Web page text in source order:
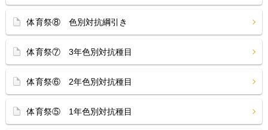
体育祭⑧ 色別対抗綱引き
体育祭⑦ 3年色別対抗種目
体育祭⑥ 2年色別対抗種目
体育祭⑤ 1年色別対抗種目